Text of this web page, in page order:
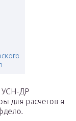
УСН-ДР
для расчетов я